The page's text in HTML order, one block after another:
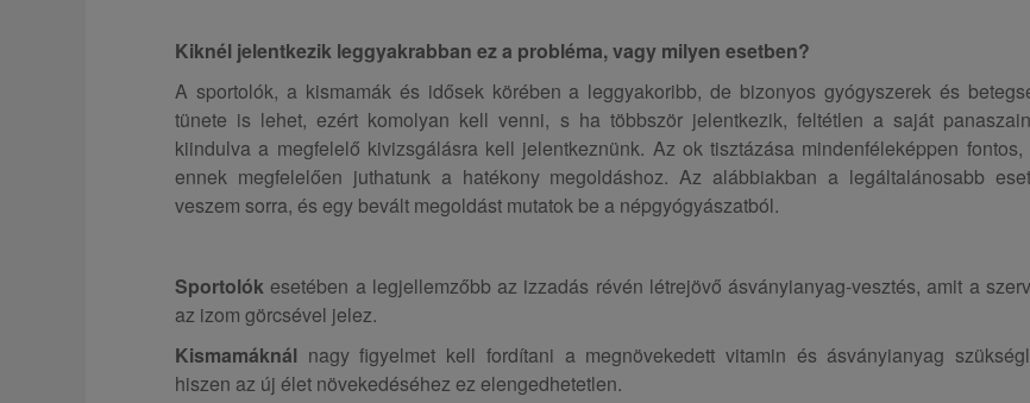
Kiknél jelentkezik leggyakrabban ez a probléma, vagy milyen esetben?
A sportolók, a kismamák és idősek körében a leggyakoribb, de bizonyos gyógyszerek és
tünete is lehet, ezért komolyan kell venni, s ha többször jelentkezik, feltétlen a saját
kiindulva a megfelelő kivizsgálásra kell jelentkeznünk. Az ok tisztázása mindenféleképpen fontos,
ennek megfelelően juthatunk a hatékony megoldáshoz. Az alábbiakban a legáltalánosabb
veszem sorra, és egy bevált megoldást mutatok be a népgyógyászatból.
Sportolók esetében a legjellemzőbb az izzadás révén létrejövő ásványianyag-vesztés, amit a
az izom görcsével jelez.
Kismamáknál nagy figyelmet kell fordítani a megnövekedett vitamin és ásványianyag
hiszen az új élet növekedéséhez ez elengedhetetlen.